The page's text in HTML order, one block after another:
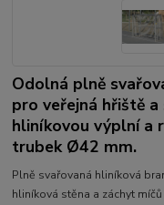
Odolná plně
pro veřejná hřiště
hliníkovou výplní a
trubek Ø42 mm.
Plně svařovaná hliníková
hliníková stěna a záchyt